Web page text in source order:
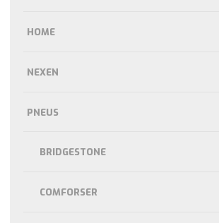
HOME
NEXEN
PNEUS
BRIDGESTONE
COMFORSER